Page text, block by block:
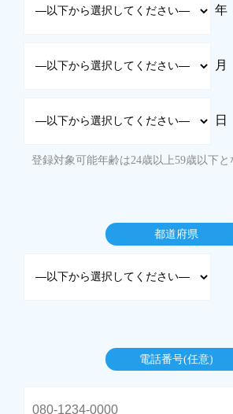
年
月
日
登録対象可能年齢は24歳以上59歳以下と
都道府県
電話番号(任意)